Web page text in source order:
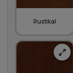
Rustikal